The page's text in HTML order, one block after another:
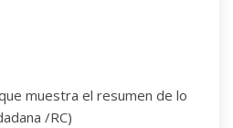
muestra el resumen de lo
/RC)